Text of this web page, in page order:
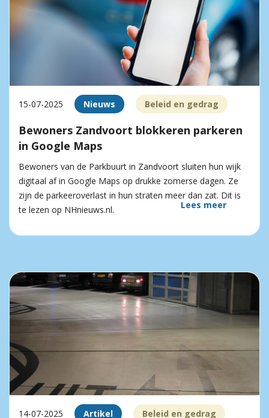
15-07-2025 Nieuws Beleid en gedrag
Bewoners Zandvoort blokkeren parkeren
in Google Maps
Bewoners van de Parkbuurt in Zandvoort sluiten hun wijk
digitaal af in Google Maps op drukke zomerse dagen. Ze
zijn de parkeeroverlast in hun straten meer dan zat. Dit is
te lezen op NHnieuws.nl.
Lees meer
14-07-2025 Artikel Beleid en gedrag